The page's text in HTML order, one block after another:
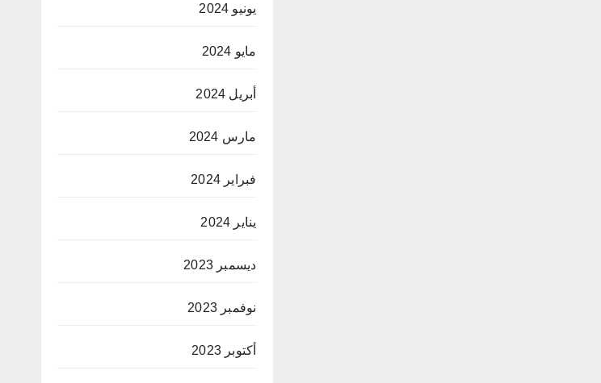
يونيو 2024
مايو 2024
أبريل 2024
مارس 2024
فبراير 2024
يناير 2024
ديسمبر 2023
نوفمبر 2023
أكتوبر 2023